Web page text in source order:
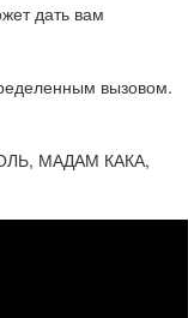
дать вам
вызовом.
МАДАМ КАКА,